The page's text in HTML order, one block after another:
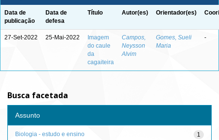
Data de
publicação
Data de
defesa
Título Autor(es) Orientador(es)
27-Set-2022 25-Mai-2022
Imagem
do caule
da
cagaiteira
Campos,
Neysson
Alvim
Gomes, Sueli
Maria
-
Busca facetada
Assunto
1
Biologia - estudo e ensino